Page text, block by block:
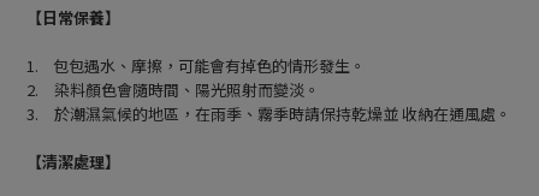
【日常保養】
1. 包包遇水、摩擦，可能會有掉色的情形發生。
2. 染料顏色會隨時間、陽光照射而變淡。
3. 於潮濕氣候的地區，在雨季、霧季時請保持乾燥並 收納在通風處。
【清潔處理】